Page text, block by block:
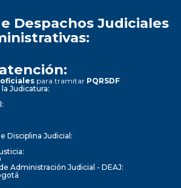
Despachos Judiciales
para tramitar PQRSDF
Judicatura:
Disciplina Judicial:
Administración Judicial - DEAJ: